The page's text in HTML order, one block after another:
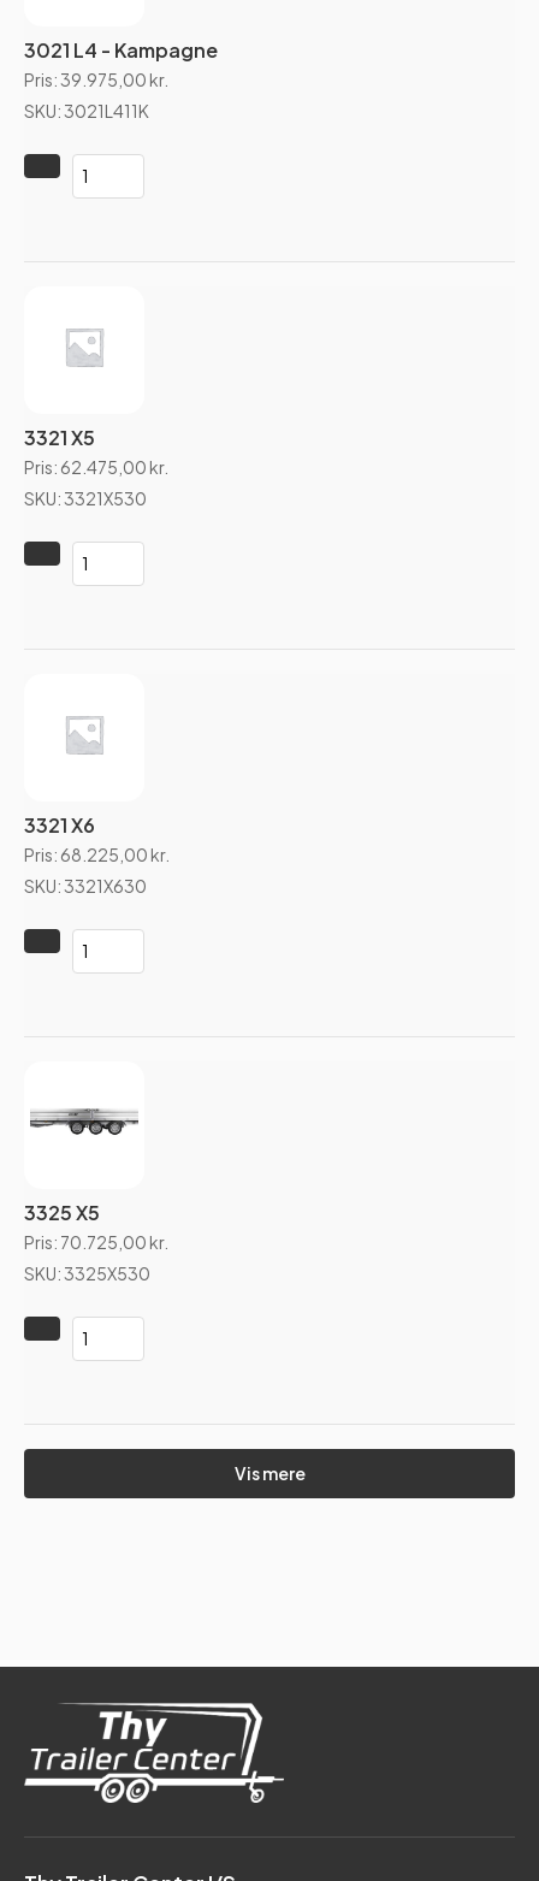
3021 L4 - Kampagne
Pris:39.975,00 kr.
SKU: 3021L411K
3321 X5
Pris: 62.475,00 kr.
SKU: 3321X530
3321 X6
Pris: 68.225,00 kr.
SKU: 3321X630
3325 X5
Pris: 70.725,00 kr.
SKU: 3325X530
Vis mere